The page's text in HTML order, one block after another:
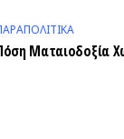
Ματαιοδοξία